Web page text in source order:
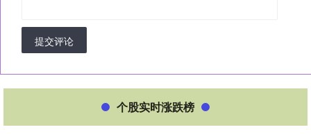
提交评论
个股实时涨跌榜